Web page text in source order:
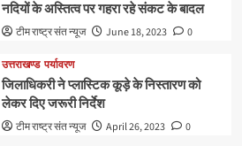
नदियों के अस्तित्व पर गहरा रहे संकट के बादल
टीम राष्ट्र संत न्यूज June 18, 2023 0
उत्तराखण्ड पर्यावरण
जिलाधिकरी ने प्लास्टिक कूड़े के निस्तारण को
लेकर दिए जरूरी निर्देश
टीम राष्ट्र संत न्यूज April 26, 2023 0